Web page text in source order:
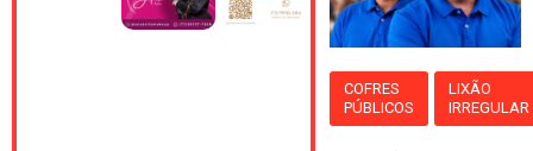
COFRES
PÚBLICOS
LIXÃO
IRREGULAR